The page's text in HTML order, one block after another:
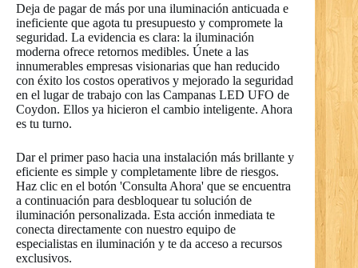
Deja de pagar de más por una iluminación anticuada e
ineficiente que agota tu presupuesto y compromete la
seguridad. La evidencia es clara: la iluminación
moderna ofrece retornos medibles. Únete a las
innumerables empresas visionarias que han reducido
con éxito los costos operativos y mejorado la seguridad
en el lugar de trabajo con las Campanas LED UFO de
Coydon. Ellos ya hicieron el cambio inteligente. Ahora
es tu turno.
Dar el primer paso hacia una instalación más brillante y
eficiente es simple y completamente libre de riesgos.
Haz clic en el botón 'Consulta Ahora' que se encuentra
a continuación para desbloquear tu solución de
iluminación personalizada. Esta acción inmediata te
conecta directamente con nuestro equipo de
especialistas en iluminación y te da acceso a recursos
exclusivos.